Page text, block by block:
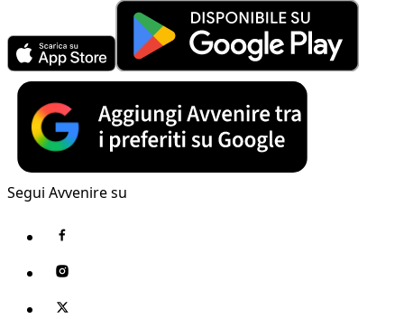
Segui Avvenire su